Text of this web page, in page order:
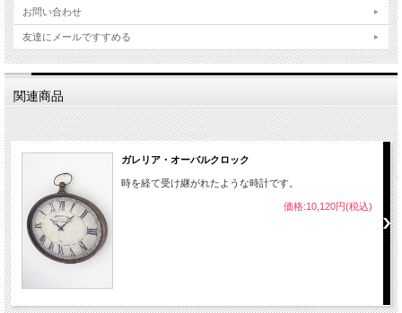
お問い合わせ
友達にメールですすめる
関連商品
ガレリア・オーバルクロック
時を経て受け継がれたような時計です。
価格:10,120円(税込)